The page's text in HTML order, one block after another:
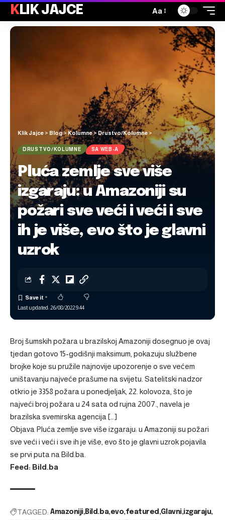
KLIK JAJCE Aa
Klik Jajce > Blog> Kolumne> Drustvo/Kolumne > Pluća zemlje sve više izgaraju: u Amazoniji su požari sve veći i veći i sve ih je više, evo što je glavni uzrok
DRUSTVO/KOLUMNE SA WEB-A
Pluća zemlje sve više
izgaraju: u Amazoniji su
požari sve veći i veći i sve
ih je više, evo što je glavni
uzrok
Last updated: 26/08/2022 9:44
Broj šumskih požara u brazilskoj Amazoniji dosegnuo je ovaj
tjedan gotovo 15-godišnji maksimum, pokazuju službene
brojke koje su pružile najnovije upozorenje o sve većem
uništavanju najveće prašume na svijetu. Satelitski nadzor
otkrio je 3358 požara u ponedjeljak, 22. kolovoza, što je
najveći broj požara u 24 sata od rujna 2007., navela je
brazilska svemirska agencija […]
Objava Pluća zemlje sve više izgaraju: u Amazoniji su požari
sve veći i veći i sve ih je više, evo što je glavni uzrokpojavila
se prvi puta na Bild.ba
Feed: Bild.ba
TAGGED: Amazoniji Bild.ba evo featured Glavni izgaraju